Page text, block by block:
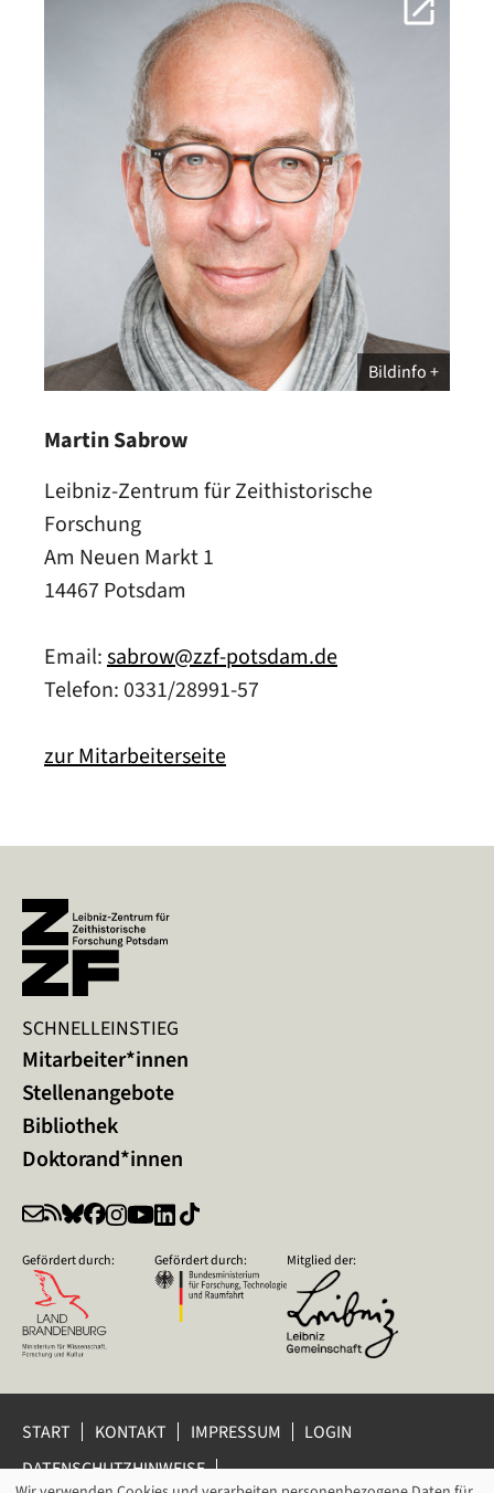
Bildinfo
Martin Sabrow
Leibniz-Zentrum für Zeithistorische
Forschung
Am Neuen Markt 1
14467 Potsdam
Email:sabrow@zzf-potsdam.de
Telefon: 0331/28991-57
zur Mitarbeiterseite
SCHNELLEINSTIEG
Mitarbeiter*innen
Stellenangebote
Bibliothek
Doktorand*innen
Gefördert durch: Gefördert durch: Mitglied der:
START KONTAKT IMPRESSUM
LOGIN
DATENSCHUTZHINWEISE